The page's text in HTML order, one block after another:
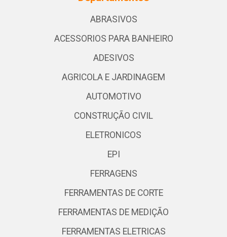
ABRASIVOS
ACESSORIOS PARA BANHEIRO
ADESIVOS
AGRICOLA E JARDINAGEM
AUTOMOTIVO
CONSTRUÇÃO CIVIL
ELETRONICOS
EPI
FERRAGENS
FERRAMENTAS DE CORTE
FERRAMENTAS DE MEDIÇÃO
FERRAMENTAS ELETRICAS